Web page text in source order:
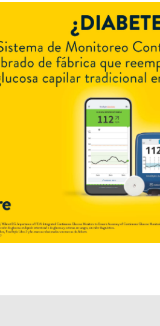
Explorar más
Otros productos con
Otros productos de